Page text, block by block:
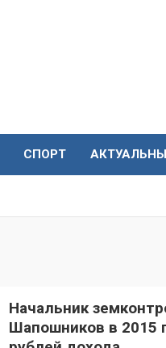
СПОРТ
Начальник
Шапошников в 2015